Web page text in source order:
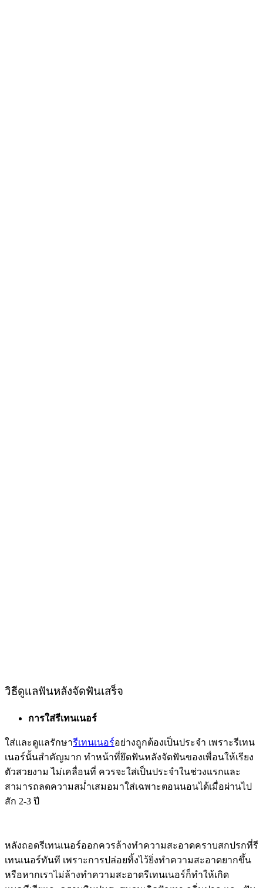
วิธีดูเเลฟันหลังจัดฟันเสร็จ
การใส่รีเทนเนอร์
ใส่และดูแลรักษารีเทนเนอร์อย่างถูกต้องเป็นประจำ เพราะรีเทน
เนอร์นั้นสำคัญมาก ทำหน้าที่ยึดฟันหลังจัดฟันของเพื่อนให้เรียง
ตัวสวยงาม ไม่เคลื่อนที่ ควรจะใส่เป็นประจำในช่วงแรกและ
สามารถลดความสม่ำเสมอมาใส่เฉพาะตอนนอนได้เมื่อผ่านไป
สัก 2-3 ปี
หลังถอดรีเทนเนอร์ออกควรล้างทำความสะอาดคราบสกปรกที่รี
เทนเนอร์ทันที เพราะการปล่อยทิ้งไว้ยิ่งทำความสะอาดยากขึ้น
หรือหากเราไม่ล้างทำความสะอาดรีเทนเนอร์ก็ทำให้เกิด